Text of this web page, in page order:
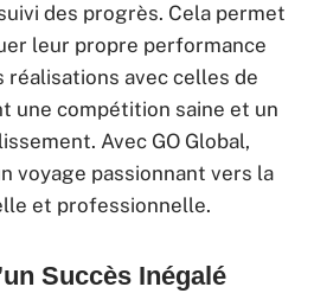
des progrès. Cela permet
leur propre performance
réalisations avec celles de
une compétition saine et un
Avec GO Global,
voyage passionnant vers la
et professionnelle.
Succès Inégalé